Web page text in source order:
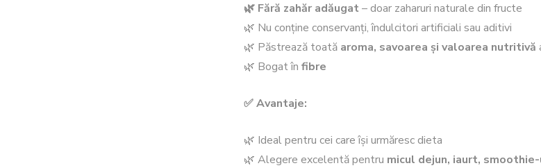
🌿 Fără zahăr adăugat – doar zaharuri naturale din fructe
🌿 Nu conține conservanți, îndulcitori artificiali sau aditivi
🌿 Păstrează toată aroma, savoarea și valoarea nutritivă
🌿 Bogat în fibre
✅ Avantaje:
🌿 Ideal pentru cei care își urmăresc dieta
🌿 Alegere excelentă pentru micul dejun, iaurt,